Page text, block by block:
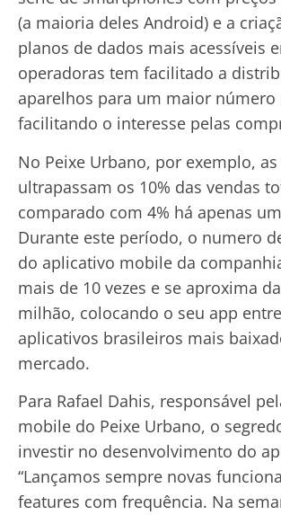
(a maioria deles Android) e a
planos de dados mais acessíveis
operadoras tem facilitado a
aparelhos para um maior número
facilitando o interesse pelas
No Peixe Urbano, por exemplo,
ultrapassam os 10% das vendas
comparado com 4% há apenas
Durante este período, o numero
do aplicativo mobile da
mais de 10 vezes e se aproxima
milhão, colocando o seu app
aplicativos brasileiros mais
mercado.
Para Rafael Dahis, responsável
mobile do Peixe Urbano, o
investir no desenvolvimento do
“Lançamos sempre novas
features com frequência. Na